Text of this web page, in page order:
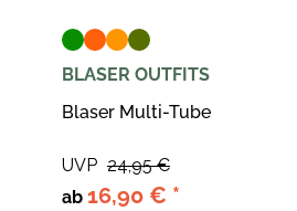
BLASER OUTFITS
Blaser Multi-Tube
ab 16,90 € *
UVP 24,95 €